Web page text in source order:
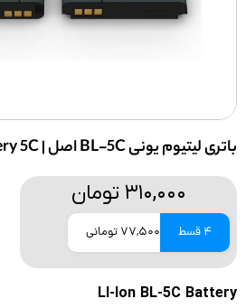
باتری لیتیوم یونی BL-5C اصل | battery 5C باطری
۳۱۰,۰۰۰ تومان
4 قسط 77,500 تومانی
LI-Ion BL-5C Battery